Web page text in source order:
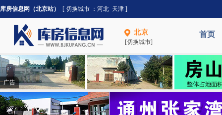
库房信息网（北京站） [ 切换城市 ： 河北 天津 ]
北京
[切换城市]
首页
广告